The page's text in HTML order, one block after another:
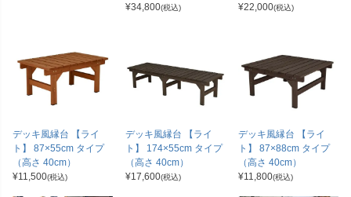
¥34,800(税込)
¥22,000(税込)
デッキ風縁台 【ライ
ト】 87×55cm タイプ
（高さ 40cm）
¥11,500(税込)
デッキ風縁台 【ライ
ト】 174×55cm タイプ
（高さ 40cm）
¥17,600(税込)
デッキ風縁台 【ライ
ト】 87×88cm タイプ
（高さ 40cm）
¥11,800(税込)